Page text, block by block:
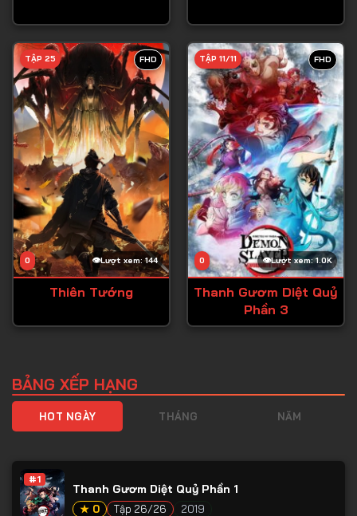
FHD
Lượt xem: 144
0
TẬP 25
Thiên Tướng
FHD
Lượt xem: 1.0K
0
TẬP 11/11
Thanh Gươm Diệt Quỷ
Phần 3
BẢNG XẾP HẠNG
HOT NGÀY THÁNG NĂM
#1
Thanh Gươm Diệt Quỷ Phần 1
★ 0 Tập 26/26 2019